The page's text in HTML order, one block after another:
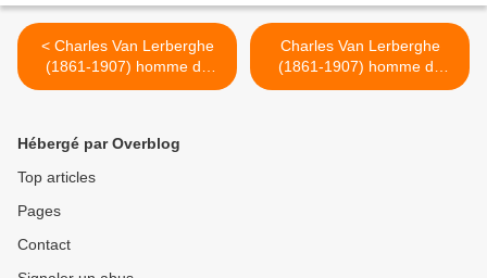
< Charles Van Lerberghe
(1861-1907) homme de
lettres et
d'Eve - L'attente
Charles Van Lerberghe
(1861-1907) homme de
lettres et
Hébergé par Overblog
Top articles
Pages
Contact